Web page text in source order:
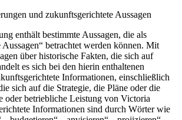
und zukunftsgerichtete Aussagen
enthält bestimmte Aussagen, die als
Aussagen“ betrachtet werden können. Mit
über historische Fakten, die sich auf
es sich bei den hierin enthaltenen
Informationen, einschließlich
sich auf die Strategie, die Pläne oder die
oder betriebliche Leistung von Victoria
Informationen sind durch Wörter wie